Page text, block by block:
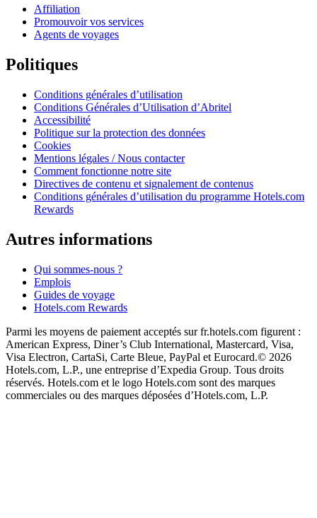
Affiliation
Promouvoir vos services
Agents de voyages
Politiques
Conditions générales d’utilisation
Conditions Générales d’Utilisation d’Abritel
Accessibilité
Politique sur la protection des données
Cookies
Mentions légales / Nous contacter
Comment fonctionne notre site
Directives de contenu et signalement de contenus
Conditions générales d’utilisation du programme Hotels.com
Rewards
Autres informations
Qui sommes-nous ?
Emplois
Guides de voyage
Hotels.com Rewards
Parmi les moyens de paiement acceptés sur fr.hotels.com figurent :
American Express, Diner’s Club International, Mastercard, Visa,
Visa Electron, CartaSi, Carte Bleue, PayPal et Eurocard.© 2026
Hotels.com, L.P., une entreprise d’Expedia Group. Tous droits
réservés. Hotels.com et le logo Hotels.com sont des marques
commerciales ou des marques déposées d’Hotels.com, L.P.